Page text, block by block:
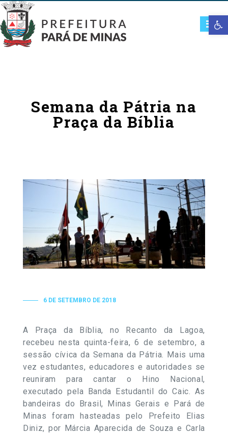
Semana da Pátria na
Praça da Bíblia
6 DE SETEMBRO DE 2018
A Praça da Bíblia, no Recanto da Lagoa,
recebeu nesta quinta-feira, 6 de setembro, a
sessão cívica da Semana da Pátria. Mais uma
vez estudantes, educadores e autoridades se
reuniram para cantar o Hino Nacional,
executado pela Banda Estudantil do Caic. As
bandeiras do Brasil, Minas Gerais e Pará de
Minas foram hasteadas pelo Prefeito Elias
Diniz, por Márcia Aparecida de Souza e Carla